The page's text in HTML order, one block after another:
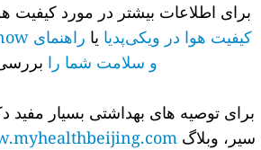
برای اطلاعات بیشتر در مورد کیفیت
کیفیت هوا در ویکی‌پدیایا
و سلامت شما را بررسی
برای توصیه های بهداشتی بسیار مفید
سیر، وبلاگ